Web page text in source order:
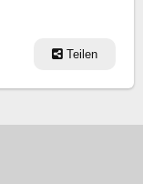
Teilen